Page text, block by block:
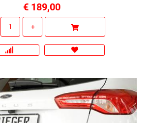
€ 189,00